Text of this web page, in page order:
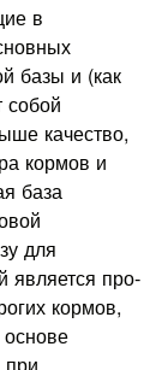
в
базы и (как
собой
ка­чество,
кормов и
база
для
является про­
кормов,
при